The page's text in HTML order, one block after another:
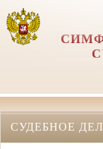
СУДЕБНОЕ